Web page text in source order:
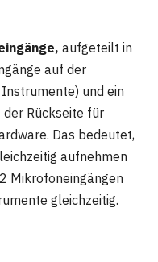
aufgeteilt in
auf der
und ein
Rückseite für
Das bedeutet,
aufnehmen
Mikrofoneingängen
gleichzeitig.